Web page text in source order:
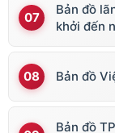
Bản đồ
khởi đến
Bản đồ
Bản đồ